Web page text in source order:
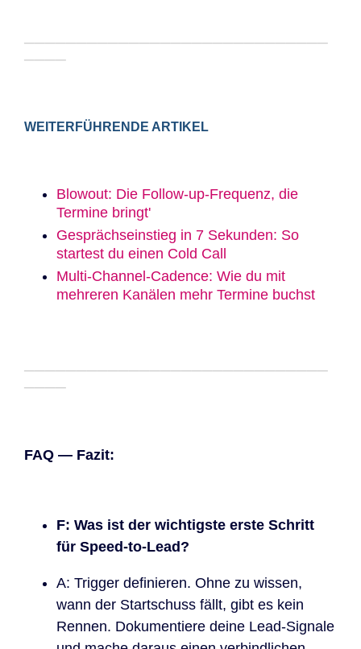
─────────────────────────────
────
WEITERFÜHRENDE ARTIKEL
Blowout: Die Follow-up-Frequenz, die
Termine bringt'
Gesprächseinstieg in 7 Sekunden: So
startest du einen Cold Call
Multi-Channel-Cadence: Wie du mit
mehreren Kanälen mehr Termine buchst
─────────────────────────────
────
FAQ — Fazit:
F: Was ist der wichtigste erste Schritt
für Speed-to-Lead?
A: Trigger definieren. Ohne zu wissen,
wann der Startschuss fällt, gibt es kein
Rennen. Dokumentiere deine Lead-Signale